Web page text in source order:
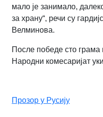
мало је занимало,
за храну“, речи су
Велминова.
После победе сто грама
Народни комесаријат
Прозор у Русију